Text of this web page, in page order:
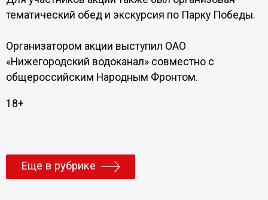
тематический обед и экскурсия по Парку Победы.
Организатором акции выступил ОАО
«Нижегородский водоканал» совместно с
общероссийским Народным Фронтом.
18+
Еще в рубрике